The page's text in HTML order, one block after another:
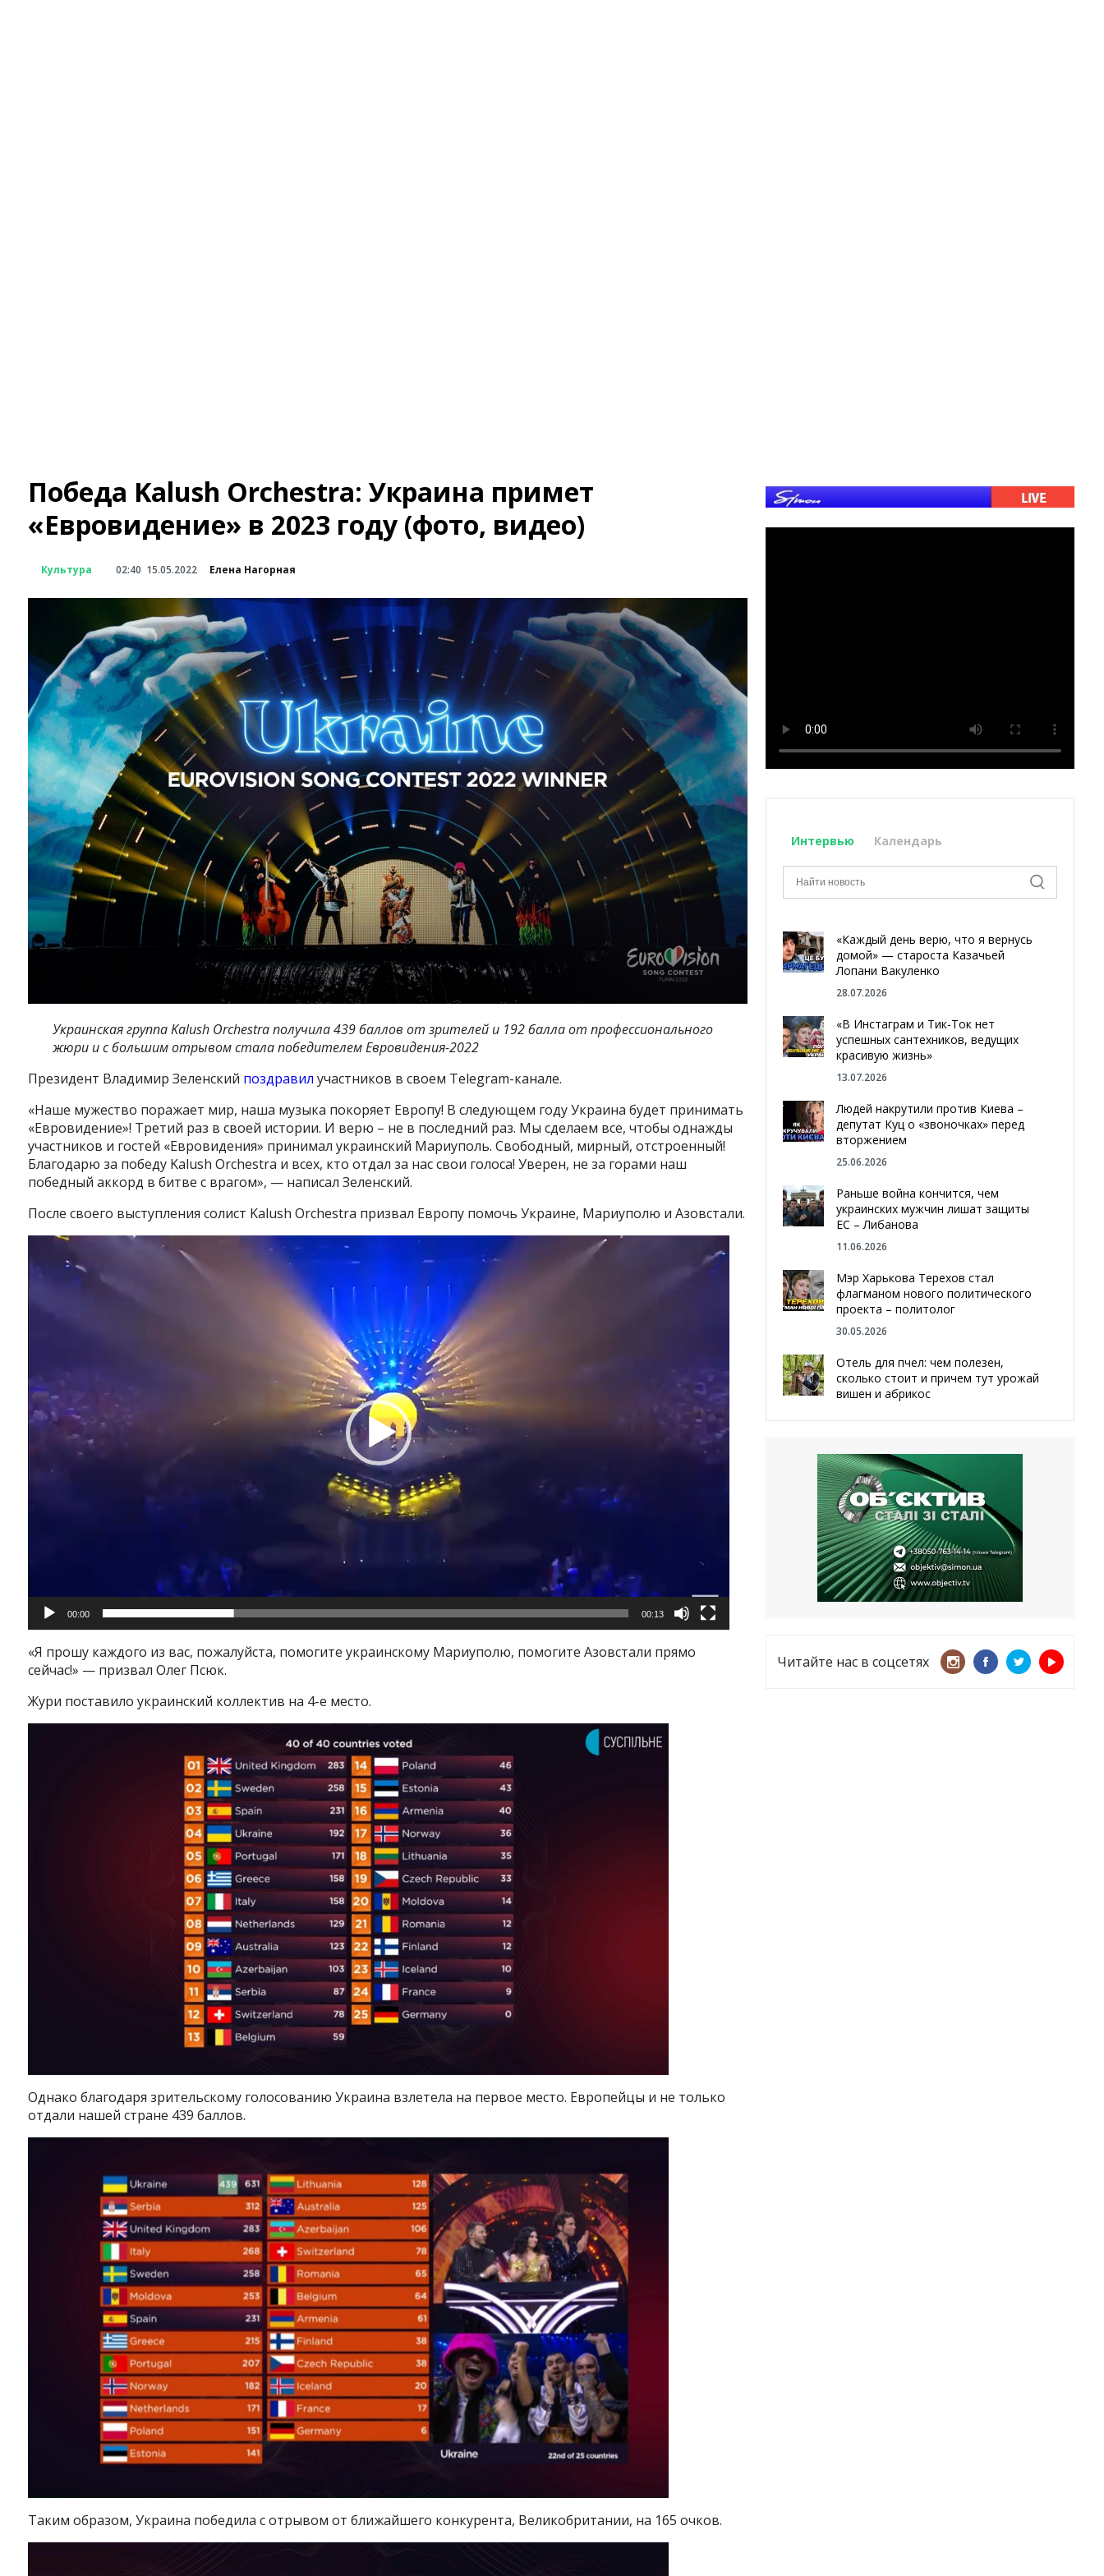
Победа Kalush Orchestra: Украина примет
«Евровидение» в 2023 году (фото, видео)
Культура 02:40 15.05.2022 Елена Нагорная
Украинская группа Kalush Orchestra получила 439 баллов от зрителей и 192 балла от профессионального
жюри и с большим отрывом стала победителем Евровидения-2022
Президент Владимир Зеленский поздравил участников в своем Telegram-канале.
«Наше мужество поражает мир, наша музыка покоряет Европу! В следующем году Украина будет принимать
«Евровидение»! Третий раз в своей истории. И верю – не в последний раз. Мы сделаем все, чтобы однажды
участников и гостей «Евровидения» принимал украинский Мариуполь. Свободный, мирный, отстроенный!
Благодарю за победу Kalush Orchestra и всех, кто отдал за нас свои голоса! Уверен, не за горами наш
победный аккорд в битве с врагом», — написал Зеленский.
После своего выступления солист Kalush Orchestra призвал Европу помочь Украине, Мариуполю и Азовстали.
Видеоплеер
00:00 00:13
«Я прошу каждого из вас, пожалуйста, помогите украинскому Мариуполю, помогите Азовстали прямо
сейчас!» — призвал Олег Псюк.
Жури поставило украинский коллектив на 4-е место.
Однако благодаря зрительскому голосованию Украина взлетела на первое место. Европейцы и не только
отдали нашей стране 439 баллов.
Таким образом, Украина победила с отрывом от ближайшего конкурента, Великобритании, на 165 очков.
Интервью Календарь
«Каждый день верю, что я вернусь
домой» — староста Казачьей
Лопани Вакуленко
28.07.2026
«В Инстаграм и Тик-Ток нет
успешных сантехников, ведущих
красивую жизнь»
13.07.2026
Людей накрутили против Киева –
депутат Куц о «звоночках» перед
вторжением
25.06.2026
Раньше война кончится, чем
украинских мужчин лишат защиты
ЕС – Либанова
11.06.2026
Мэр Харькова Терехов стал
флагманом нового политического
проекта – политолог
30.05.2026
Отель для пчел: чем полезен,
сколько стоит и причем тут урожай
вишен и абрикос
Чугуева, города, который устоял,
несмотря ни на что
21.05.2026
«ТЦК нарушает закон? Пусть
платят!» Как благодаря штрафу
женщину сняли с учета
15.05.2026
Читайте нас в соцсетях
Instagram
Facebook
TwitterYoutube